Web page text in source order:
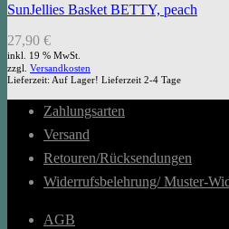
SunJellies Basket BETTY, peach
27,90 €
inkl. 19 % MwSt.
zzgl. Versandkosten
Lieferzeit: Auf Lager! Lieferzeit 2-4 Tage
Zahlungsarten
Versand
Retouren/Rücksendungen
Widerrufsbelehrung/ Muster-
AGB